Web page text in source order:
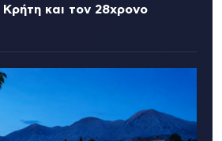
και τον 28χρονο